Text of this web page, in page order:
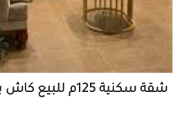
شقة سكنية 125م للبيع كاش بالمهندسين الجيزة